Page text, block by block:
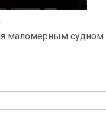
маломерным судном.